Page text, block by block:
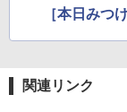
［本日みつ
関連リンク